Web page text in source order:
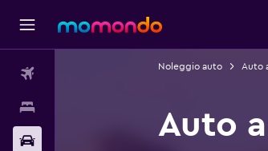
Noleggio auto Auto
Auto